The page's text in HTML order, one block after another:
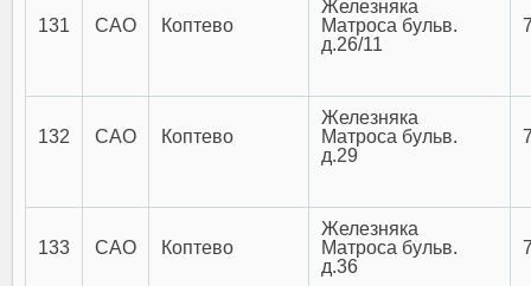
131 САО Коптево
Железняка
Матроса бульв.
д.26/11
132 САО Коптево
Железняка
Матроса бульв.
д.29
133 САО Коптево
Железняка
Матроса бульв.
д.36